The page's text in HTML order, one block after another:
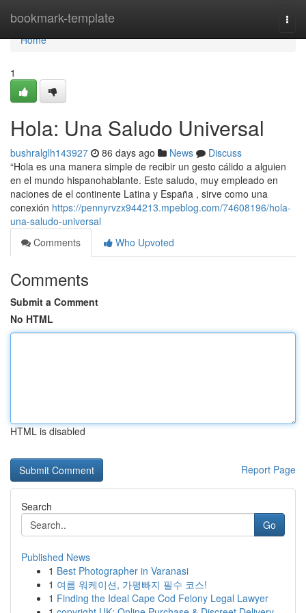
bookmark-template
Home
Home
1
Hola: Una Saludo Universal
bushralglh143927 86 days ago News
Discuss
“Hola es una manera simple de recibir un gesto cálido a alguien
en el mundo hispanohablante. Este saludo, muy empleado en
naciones de el continente Latina y España , sirve como una
conexión https://pennyrvzx944213.mpeblog.com/74608196/hola-
una-saludo-universal
Comments
Who Upvoted
Comments
Submit a Comment
No HTML
HTML is disabled
Report Page
Search
Go
Published News
1 Best Photographer in Varanasi
1 여름 워케이션, 가평빠지 필수 코스!
1 Finding the Ideal Cape Cod Felony Legal Lawyer